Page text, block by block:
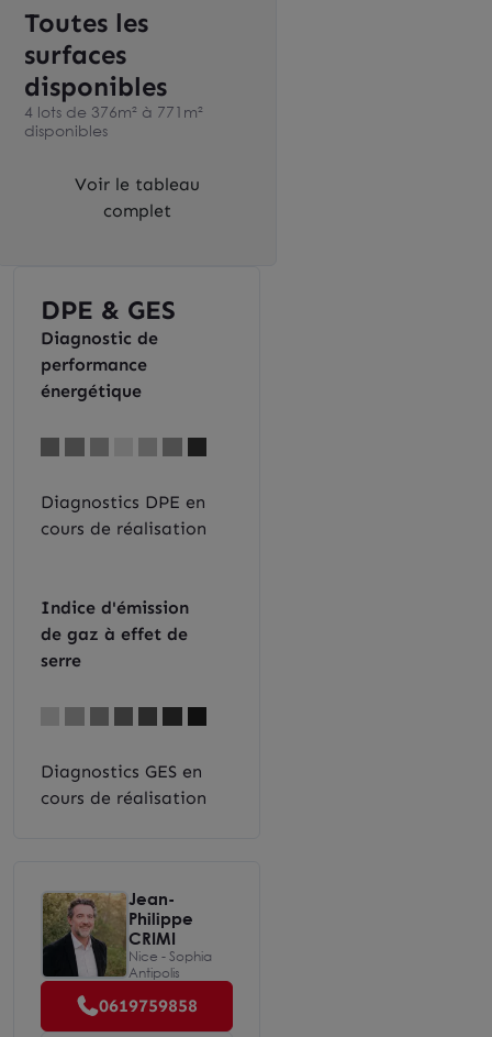
Toutes les
surfaces
disponibles
4 lots de 376m² à 771m²
disponibles
Voir le tableau
complet
DPE & GES
Diagnostic de
performance
énergétique
Diagnostics DPE en
cours de réalisation
Indice d'émission
de gaz à effet de
serre
Diagnostics GES en
cours de réalisation
Jean-
Philippe
CRIMI
Nice - Sophia
Antipolis
0619759858